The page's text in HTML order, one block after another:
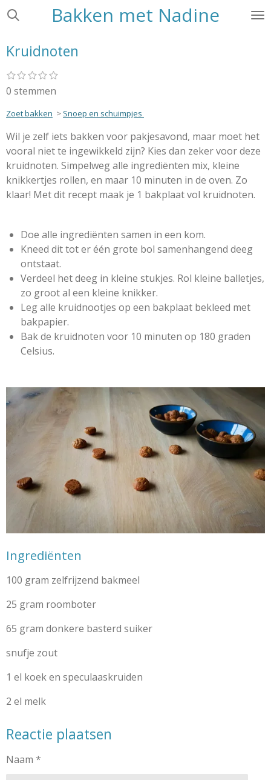
Ga
de
hoofdinhoud
Bakken met Nadine
Kruidnoten
R
a
i
n
g
:
0
s
n
1
s
t
r
2
t
r
e
n
3
t
r
e
n
4
t
r
e
n
5
t
r
e
n
S
m
e
n
0 stemmen
Zoet bakken > Snoep en schuimpjes
Wil je zelf iets bakken voor pakjesavond, maar moet het
vooral niet te ingewikkeld zijn? Kies dan zeker voor deze
kruidnoten. Simpelweg alle ingrediënten mix, kleine
knikkertjes rollen, en maar 10 minuten in de oven. Zo
klaar! Met dit recept maak je 1 bakplaat vol kruidnoten.
Doe alle ingrediënten samen in een kom.
Kneed dit tot er één grote bol samenhangend deeg
ontstaat.
Verdeel het deeg in kleine stukjes. Rol kleine balletjes,
zo groot al een kleine knikker.
Leg alle kruidnootjes op een bakplaat bekleed met
bakpapier.
Bak de kruidnoten voor 10 minuten op 180 graden
Celsius.
Ingrediënten
100 gram zelfrijzend bakmeel
25 gram roomboter
65 gram donkere basterd suiker
snufje zout
1 el koek en speculaaskruiden
2 el melk
Reactie plaatsen
Naam *